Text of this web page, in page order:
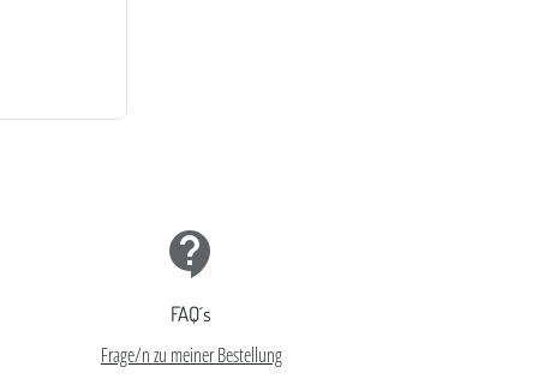
FAQ´s
Frage/n zu meiner Bestellung